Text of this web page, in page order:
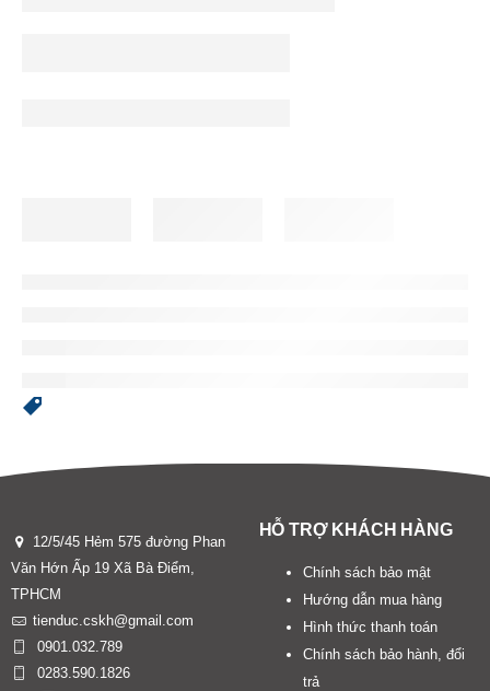
12/5/45 Hẻm 575 đường Phan
Văn Hớn Ấp 19 Xã Bà Điểm,
TPHCM
tienduc.cskh@gmail.com
0901.032.789
0283.590.1826
HỖ TRỢ KHÁCH HÀNG
Chính sách bảo mật
Hướng dẫn mua hàng
Hình thức thanh toán
Chính sách bảo hành, đổi
trả